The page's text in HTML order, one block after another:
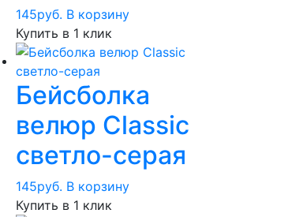
145руб. В корзину
Купить в 1 клик
Бейсболка
велюр Classic
светло-серая
145руб. В корзину
Купить в 1 клик